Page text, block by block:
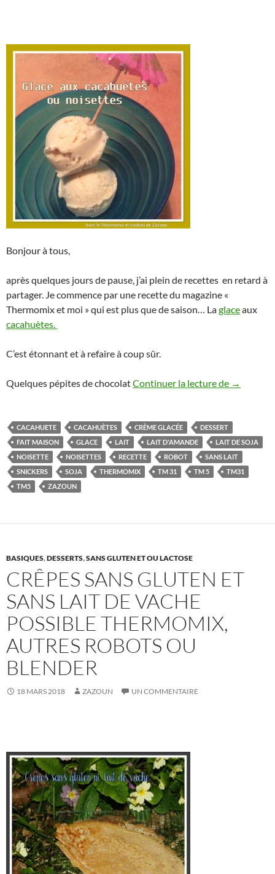
Bonjour à tous,
après quelques jours de pause, j’ai plein de recettes en retard à
partager. Je commence par une recette du magazine «
Thermomix et moi » qui est plus que de saison… Laglaceaux
cacahuètes.
C’est étonnant et à refaire à coup sûr.
Quelques pépites de chocolatContinuer la lecture de Glace
→
CACAHUETE CACAHUÈTES CRÈME GLACÉE
DESSERT
FAIT MAISON
GLACE LAIT LAIT D'AMANDE
LAIT DE SOJA
NOISETTE
NOISETTES RECETTE ROBOT
SANS LAIT
SNICKERS
SOJA THERMOMIX TM 31 TM 5
TM31
TM5
ZAZOUN
BASIQUES,DESSERTS,SANS GLUTEN ET OU LACTOSE
CRÊPES SANS GLUTEN ET
SANS LAIT DE VACHE
POSSIBLE THERMOMIX,
AUTRES ROBOTS OU
BLENDER
18 MARS 2018 ZAZOUN UN COMMENTAIRE